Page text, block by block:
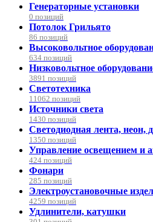
Генераторные установки
0 позиций
Потолок Грильято
86 позиций
Высоковольтное
634 позиций
Низковольтное
3891 позиций
Светотехника
11062 позиций
Источники света
1430 позиций
Светодиодная лента, неон,
1350 позиций
Управление освещением и
424 позиций
Фонари
285 позиций
Электроустановочные
4259 позиций
Удлинители, катушки